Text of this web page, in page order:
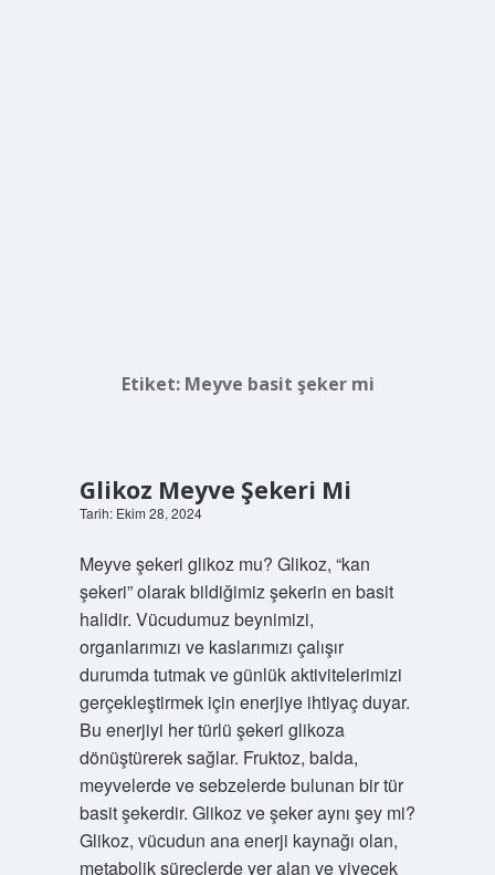
Etiket: Meyve basit şeker mi
Glikoz Meyve Şekeri Mi
Tarih: Ekim 28, 2024
Meyve şekeri glikoz mu? Glikoz, “kan
şekeri” olarak bildiğimiz şekerin en basit
halidir. Vücudumuz beynimizi,
organlarımızı ve kaslarımızı çalışır
durumda tutmak ve günlük aktivitelerimizi
gerçekleştirmek için enerjiye ihtiyaç duyar.
Bu enerjiyi her türlü şekeri glikoza
dönüştürerek sağlar. Fruktoz, balda,
meyvelerde ve sebzelerde bulunan bir tür
basit şekerdir. Glikoz ve şeker aynı şey mi?
Glikoz, vücudun ana enerji kaynağı olan,
metabolik süreçlerde yer alan ve yiyecek